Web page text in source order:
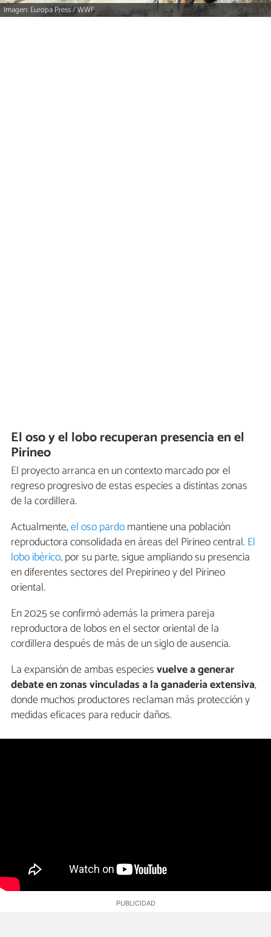
Imagen: Europa Press / WWF
El oso y el lobo recuperan presencia en el
Pirineo
El proyecto arranca en un contexto marcado por el
regreso progresivo de estas especies a distintas zonas
de la cordillera.
Actualmente,el oso pardomantiene una población
reproductora consolidada en áreas del Pirineo central. El
lobo ibérico, por su parte, sigue ampliando su presencia
en diferentes sectores del Prepirineo y del Pirineo
oriental.
En 2025 se confirmó además la primera pareja
reproductora de lobos en el sector oriental de la
cordillera después de más de un siglo de ausencia.
La expansión de ambas especiesvuelve a generar
debate en zonas vinculadas a la ganadería extensiva,
donde muchos productores reclaman más protección y
medidas eficaces para reducir daños.